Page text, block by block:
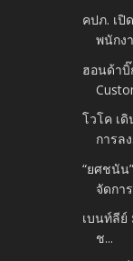
คปภ. เปิ
พนักง
ฮอนด้าบิ๊
โวโค เ
การลง
“ยศชนัน
จัดกา
เบนท์ลีย์
ช...